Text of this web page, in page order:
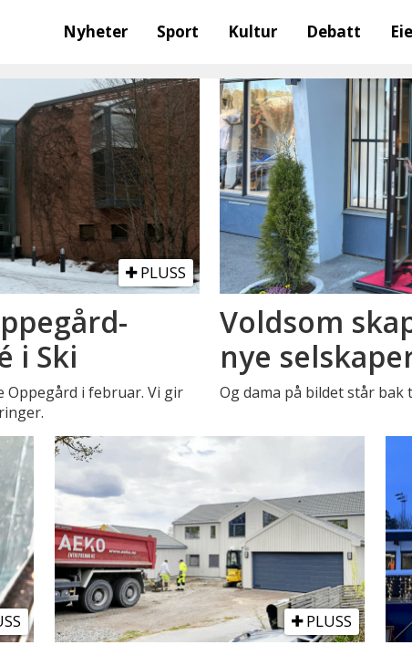
Nyheter Sport Kultur Debatt
PLUSS
i Ski
Oppegård i februar. Vi gir
Voldsom
nye
Og dama på bildet står bak
PLUSS